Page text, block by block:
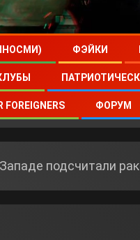
ФЭЙКИ
FOREIGNERS ФОРУМ
подсчитали